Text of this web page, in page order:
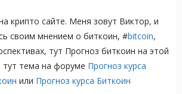
крипто сайте. Меня зовут Виктор, и
своим мнением о биткоин, #bitcoin,
тут Прогноз биткоин на этой
тут тема на форуме Прогноз курса
или Прогноз курса Биткоин